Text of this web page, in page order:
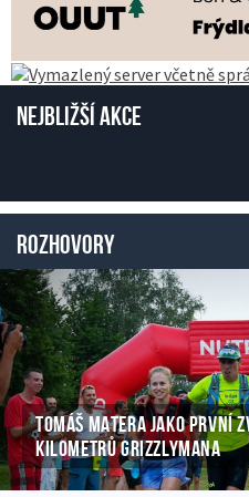
Nejbližší akce
Rozhovory
TOMÁŠ MATERA JAKO PRVNÍ
KILOMETRŮ GRIZZLYMANA